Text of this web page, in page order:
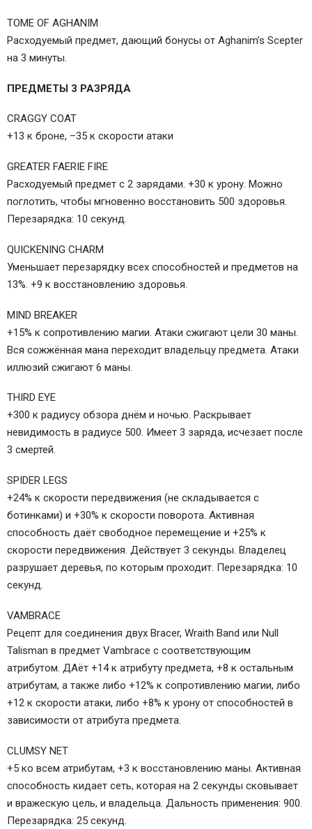
TOME OF AGHANIM
Расходуемый предмет, дающий бонусы от Aghanim’s Scepter
на 3 минуты.
ПРЕДМЕТЫ 3 РАЗРЯДА
CRAGGY COAT
+13 к броне, –35 к скорости атаки
GREATER FAERIE FIRE
Расходуемый предмет с 2 зарядами. +30 к урону. Можно
поглотить, чтобы мгновенно восстановить 500 здоровья.
Перезарядка: 10 секунд.
QUICKENING CHARM
Уменьшает перезарядку всех способностей и предметов на
13%. +9 к восстановлению здоровья.
MIND BREAKER
+15% к сопротивлению магии. Атаки сжигают цели 30 маны.
Вся сожжённая мана переходит владельцу предмета. Атаки
иллюзий сжигают 6 маны.
THIRD EYE
+300 к радиусу обзора днём и ночью. Раскрывает
невидимость в радиусе 500. Имеет 3 заряда, исчезает после
3 смертей.
SPIDER LEGS
+24% к скорости передвижения (не складывается с
ботинками) и +30% к скорости поворота. Активная
способность даёт свободное перемещение и +25% к
скорости передвижения. Действует 3 секунды. Владелец
разрушает деревья, по которым проходит. Перезарядка: 10
секунд.
VAMBRACE
Рецепт для соединения двух Bracer, Wraith Band или Null
Talisman в предмет Vambrace с соответствующим
атрибутом. ДАёт +14 к атрибуту предмета, +8 к остальным
атрибутам, а также либо +12% к сопротивлению магии, либо
+12 к скорости атаки, либо +8% к урону от способностей в
зависимости от атрибута предмета.
CLUMSY NET
+5 ко всем атрибутам, +3 к восстановлению маны. Активная
способность кидает сеть, которая на 2 секунды сковывает
и вражескую цель, и владельца. Дальность применения: 900.
Перезарядка: 25 секунд.